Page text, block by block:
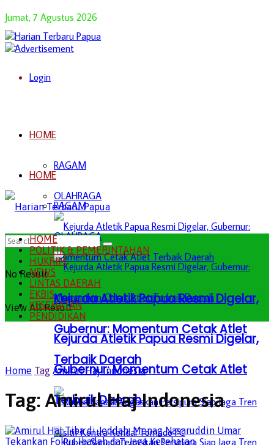
Jumat, 7 Agustus 2026
Login
HOME
RAGAM
OLAHRAGA
Kejurda Atletik Papua Resmi Digelar,
Gubernur: Momentum Cetak Atlet
Terbaik Daerah
HOME
RAGAM
OLAHRAGA
Kejurda Atletik Papua Resmi Digelar,
Gubernur: Momentum Cetak Atlet
Terbaik Daerah
No Result
View All Result
HOME
POLITIK & PEMERINTAHAN
HUKRIM
NEWS
LINTAS DAERAH
EKBIS
KESEHATAN
PENDIDIKAN
Home Tag Amirul Haj Indonesia
Tag: Amirul Haj Indonesia